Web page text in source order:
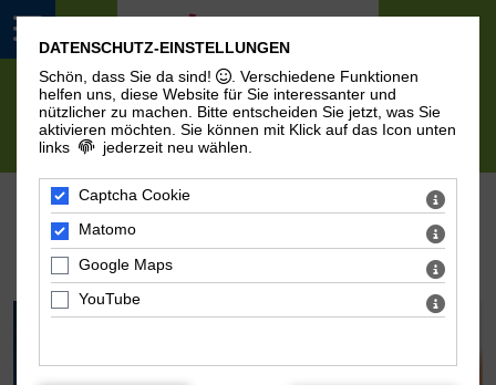
AKTUELLES UND TERMINE
Jede*r kann was bewegen!
DATENSCHUTZ-EINSTELLUNGEN
Schön, dass Sie da sind!
. Verschiedene Funktionen
helfen uns, diese Website für Sie interessanter und
nützlicher zu machen.
Bitte entscheiden Sie jetzt, was Sie
aktivieren möchten. Sie können mit Klick auf das Icon unten
links
jederzeit neu wählen.
Captcha Cookie
Matomo
Google Maps
YouTube